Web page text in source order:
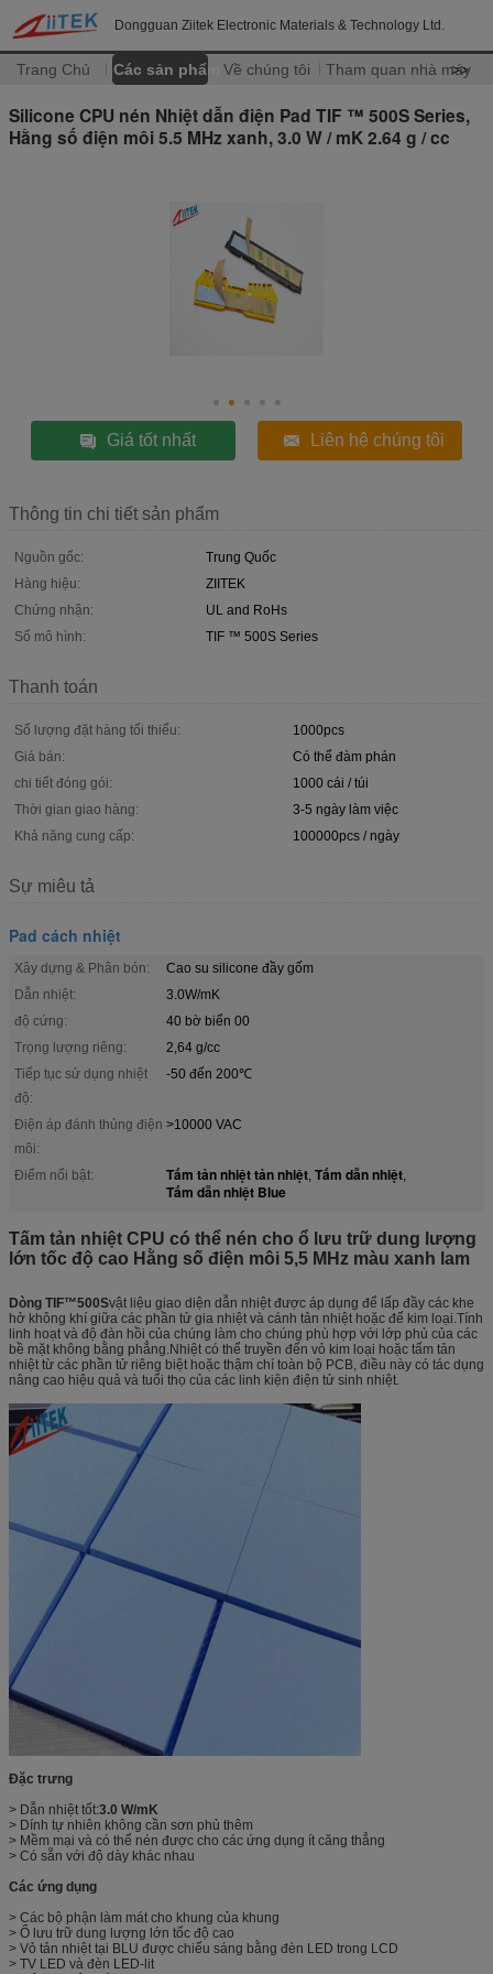
Dongguan Ziitek Electronic Materials & Technology Ltd.
Trang Chủ Các sản phẩm Về chúng tôi Tham quan nhà máy
>>
Silicone CPU nén Nhiệt dẫn điện Pad TIF ™ 500S Series,
Hằng số điện môi 5.5 MHz xanh, 3.0 W / mK 2.64 g / cc
Giá tốt nhất Liên hệ chúng tôi
Thông tin chi tiết sản phẩm
Nguồn gốc:
Trung Quốc
Hàng hiệu:
ZIITEK
Chứng nhận:
UL and RoHs
Số mô hình:
TIF ™ 500S Series
Thanh toán
Số lượng đặt hàng tối thiểu:
1000pcs
Giá bán:
Có thể đàm phán
chi tiết đóng gói:
1000 cái / túi
Thời gian giao hàng:
3-5 ngày làm việc
Khả năng cung cấp:
100000pcs / ngày
Sự miêu tả
Pad cách nhiệt
Xây dựng & Phân bón:
Cao su silicone đầy gốm
Dẫn nhiệt:
3.0W/mK
độ cứng:
40 bờ biển 00
Trọng lượng riêng:
2,64 g/cc
Tiếp tục sử dụng nhiệt
độ:
-50 đến 200℃
Điện áp đánh thủng điện
môi:
>10000 VAC
Điểm nổi bật: Tấm tản nhiệt tản nhiệt, Tấm dẫn nhiệt,
Tấm dẫn nhiệt Blue
Tấm tản nhiệt CPU có thể nén cho ổ lưu trữ dung lượng
lớn tốc độ cao Hằng số điện môi 5,5 MHz màu xanh lam
Dòng TIF™500Svật liệu giao diện dẫn nhiệt được áp dụng để lấp đầy các khe
hở không khí giữa các phần tử gia nhiệt và cánh tản nhiệt hoặc đế kim loại.Tính
linh hoạt và độ đàn hồi của chúng làm cho chúng phù hợp với lớp phủ của các
bề mặt không bằng phẳng.Nhiệt có thể truyền đến vỏ kim loại hoặc tấm tản
nhiệt từ các phần tử riêng biệt hoặc thậm chí toàn bộ PCB, điều này có tác dụng
nâng cao hiệu quả và tuổi thọ của các linh kiện điện tử sinh nhiệt.
Đặc trưng
> Dẫn nhiệt tốt:3.0 W/mK
> Dính tự nhiên không cần sơn phủ thêm
> Mềm mại và có thể nén được cho các ứng dụng ít căng thẳng
> Có sẵn với độ dày khác nhau
Các ứng dụng
> Các bộ phận làm mát cho khung của khung
> Ổ lưu trữ dung lượng lớn tốc độ cao
> Vỏ tản nhiệt tại BLU được chiếu sáng bằng đèn LED trong LCD
> TV LED và đèn LED-lit